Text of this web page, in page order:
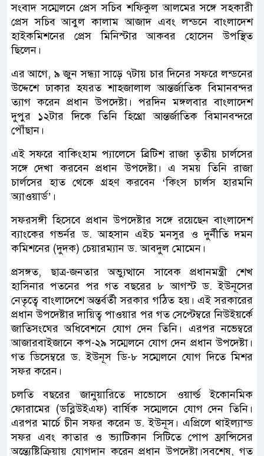
সংবাদ সম্মেলনে প্রেস সচিব শফিকুল আলমের সঙ্গে সহকারী
প্রেস সচিব আবুল কালাম আজাদ এবং লন্ডনে বাংলাদেশ
হাইকমিশনের প্রেস মিনিস্টার আকবর হোসেন উপস্থিত
ছিলেন।
এর আগে, ৯ জুন সন্ধ্যা সাড়ে ৭টায় চার দিনের সফরে লন্ডনের
উদ্দেশে ঢাকার হযরত শাহজালাল আন্তর্জাতিক বিমানবন্দর
ত্যাগ করেন প্রধান উপদেষ্টা। পরদিন মঙ্গলবার বাংলাদেশ
দুপুর ১২টার দিকে তিনি হিথ্রো আন্তর্জাতিক বিমানবন্দরে
পৌঁছান।
এই সফরে বাকিংহাম প্যালেসে ব্রিটিশ রাজা তৃতীয় চার্লসের
সঙ্গে দেখা করবেন প্রধান উপদেষ্টা। এ সময় তিনি রাজা
চার্লসের হাত থেকে গ্রহণ করবেন ‘কিংস চার্লস হারমনি
অ্যাওয়ার্ড’।
সফরসঙ্গী হিসেবে প্রধান উপদেষ্টার সঙ্গে রয়েছেন বাংলাদেশ
ব্যাংকের গভর্নর ড. আহসান এইচ মনসুর ও দুর্নীতি দমন
কমিশনের (দুদক) চেয়ারম্যান ড. আবদুল মোমেন।
প্রসঙ্গত, ছাত্র-জনতার অভ্যুত্থানে সাবেক প্রধানমন্ত্রী শেখ
হাসিনার পতনের পর গত বছরের ৮ আগস্ট ড. ইউনূসের
নেতৃত্বে বাংলাদেশে অন্তর্বর্তী সরকার গঠিত হয়। এই সরকারের
প্রধান উপদেষ্টার দায়িত্ব পাওয়ার পর গত সেপ্টেম্বরে নিউইয়র্কে
জাতিসংঘের অধিবেশনে যোগ দেন তিনি। এরপর নভেম্বরে
আজারবাইজানে কপ-২৯ সম্মেলনে যোগ দেন প্রধান উপদেষ্টা।
গত ডিসেম্বরে ড. ইউনূস ডি-৮ সম্মেলনে যোগ দিতে মিশর
সফর করেন।
চলতি বছরের জানুয়ারিতে দাভোসে ওয়ার্ল্ড ইকোনমিক
ফোরামের (ডব্লিউইএফ) বার্ষিক সম্মেলনে যোগ দেন তিনি।
এরপর মার্চে চীন সফর করেন ড. ইউনূস। এপ্রিলে থাইল্যান্ড
সফর এবং কাতার ও ভ্যাটিকান সিটিতে পোপ ফ্রান্সিসের
অন্ত্যেষ্টিক্রিয়ায় যোগদান করেন প্রধান উপদেষ্টা।সবশেষ, গত